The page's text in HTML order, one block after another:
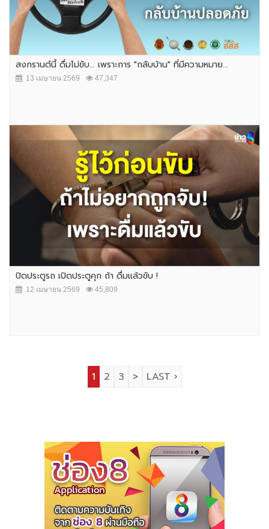
สงกรานต์นี้ ดื่มไม่ขับ... เพราะการ "กลับบ้าน" ที่มีความหมาย...
13 เมษายน 2569 47,347
ปิดประตูรถ เปิดประตูคุก ถ้า ดื่มแล้วขับ !
12 เมษายน 2569 45,809
1 2 3 > LAST ›